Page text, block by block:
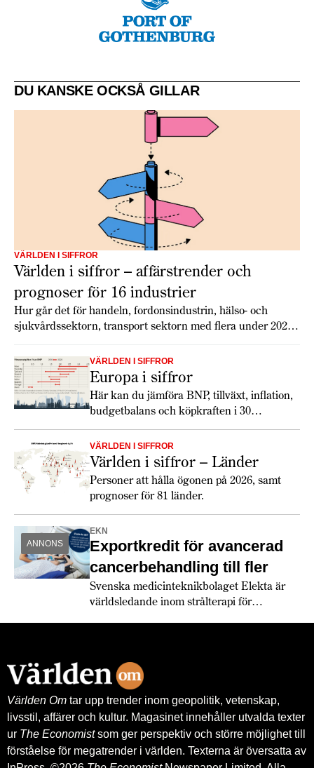
DU KANSKE OCKSÅ GILLAR
VÄRLDEN I SIFFROR
Världen i siffror – affärstrender och
prognoser för 16 industrier
Hur går det för handeln, fordonsindustrin, hälso- och
sjukvårdssektorn, transport sektorn med flera under 2026?
16 branscher som ger en inblick i tillväxt, utmaningar och
möjligheter.
VÄRLDEN I SIFFROR
Europa i siffror
Här kan du jämföra BNP, tillväxt, inflation,
budgetbalans och köpkraften i 30
något 2026, och lönerna har utvecklats
snabbare än inflationen. De europeiska
konsumenterna verkar dock fortfarande
hålla hårt i plånboken. Största
förändringen 2026 är de ökade
försvarsanslagen och att den växande
politiska klyftan mellan USA och Europa
får europeiska länder att köpa allt mer från
europeiska leverantörer.
VÄRLDEN I SIFFROR
Världen i siffror – Länder
Personer att hålla ögonen på 2026, samt
prognoser för 81 länder.
ANNONS
EKN
Exportkredit för avancerad
cancerbehandling till fler
Svenska medicinteknikbolaget Elekta är
världsledande inom strålterapi för
Exportkreditnämnden, EKN.
Världen Om tar upp trender inom geopolitik, vetenskap,
livsstil, affärer och kultur. Magasinet innehåller utvalda texter
ur The Economistsom ger perspektiv och större möjlighet till
förståelse för megatrender i världen. Texterna är översatta av